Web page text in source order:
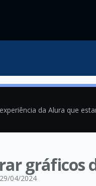
da Alura que
gráficos
04/2024